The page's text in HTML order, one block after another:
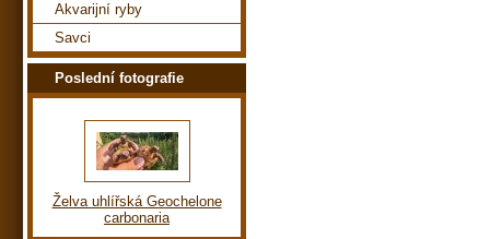
Akvarijní ryby
Savci
Poslední fotografie
Želva uhlířská Geochelone
carbonaria